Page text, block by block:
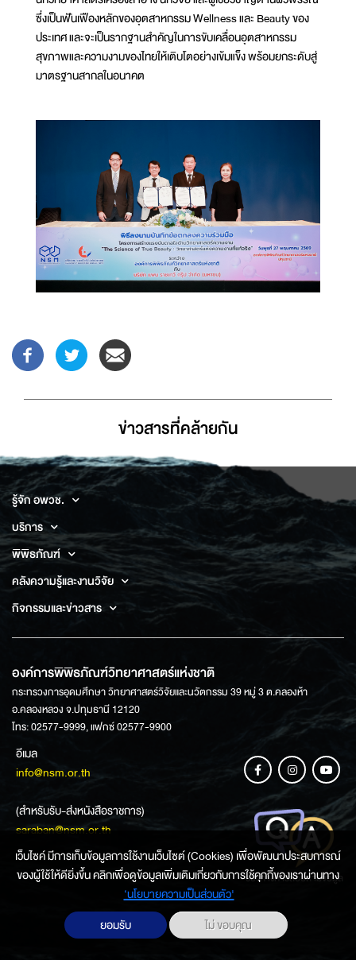
ซึ่งเป็นฟันเฟืองหลักของอุตสาหกรรม Wellness และ Beauty ของ
ประเทศ และจะเป็นรากฐานสำคัญในการขับเคลื่อนอุตสาหกรรม
สุขภาพและความงามของไทยให้เติบโตอย่างเข้มแข็ง พร้อมยกระดับสู่
มาตรฐานสากลในอนาคต
ข่าวสารที่่คล้ายกัน
รู้จัก อพวช.
บริการ
พิพิธภัณฑ์
คลังความรู้และงานวิจัย
กิจกรรมและข่าวสาร
องค์การพิพิธภัณฑ์วิทยาศาสตร์แห่งชาติ
กระทรวงการอุดมศึกษา วิทยาศาสตร์วิจัยและนวัตกรรม 39 หมู่ 3 ต.คลองห้า
อ.คลองหลวง จ.ปทุมธานี 12120
โทร: 02577-9999, แฟกซ์ 02577-9900
อีเมล
info@nsm.or.th
(สำหรับรับ-ส่งหนังสือราชการ)
saraban@nsm.or.th
ช่องทางการสอบถามข้อมูล
เว็บไซค์ มีการเก็บข้อมูลการใช้งานเว็บไซต์ (Cookies) เพื่อพัฒนาประสบการณ์
ของผู้ใช้ให้ดียิ่งขึ้น คลิกเพื่อดูข้อมูลเพิ่มเติมเกี่ยวกับการใช้คุกกี้ของเราผ่านทาง
‘นโยบายความเป็นส่วนตัว'
ยอมรับ
ไม่ ขอบคุณ